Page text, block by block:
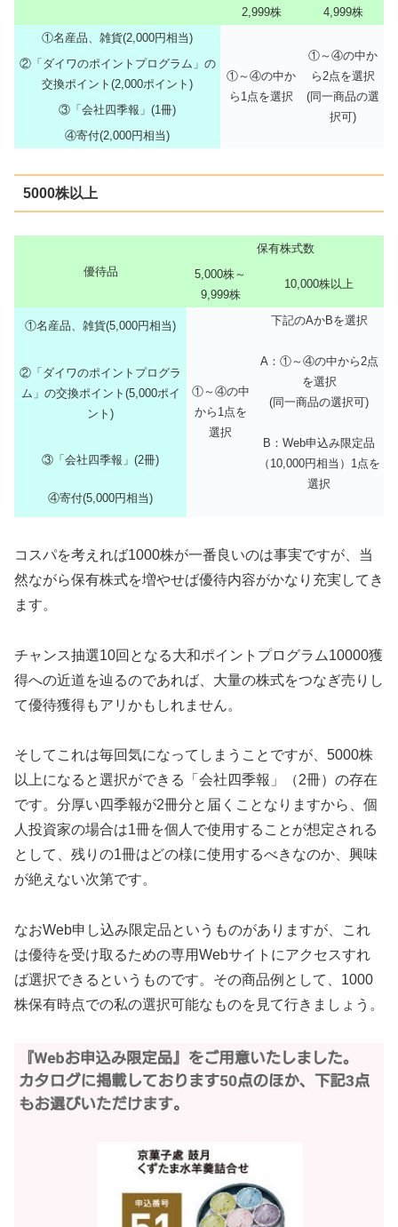
2,999株
4,999株
①名産品、雑貨(2,000円相当)
①～④の中か
ら1点を選択
①～④の中か
ら2点を選択
(同一商品の選
択可)
②「ダイワのポイントプログラム」の
交換ポイント(2,000ポイント)
③「会社四季報」(1冊)
④寄付(2,000円相当)
5000株以上
優待品
保有株式数
5,000株～
9,999株
10,000株以上
①名産品、雑貨(5,000円相当)
①～④の中
から1点を
選択
下記のAかBを選択
A：①～④の中から2点
を選択
(同一商品の選択可)
B：Web申込み限定品
（10,000円相当）1点を
選択
②「ダイワのポイントプログラ
ム」の交換ポイント(5,000ポイ
ント)
③「会社四季報」(2冊)
④寄付(5,000円相当)
コスパを考えれば1000株が一番良いのは事実ですが、当
然ながら保有株式を増やせば優待内容がかなり充実してき
ます。
チャンス抽選10回となる大和ポイントプログラム10000獲
得への近道を辿るのであれば、大量の株式をつなぎ売りし
て優待獲得もアリかもしれません。
そしてこれは毎回気になってしまうことですが、5000株
以上になると選択ができる「会社四季報」（2冊）の存在
です。分厚い四季報が2冊分と届くことなりますから、個
人投資家の場合は1冊を個人で使用することが想定される
として、残りの1冊はどの様に使用するべきなのか、興味
が絶えない次第です。
なおWeb申し込み限定品というものがありますが、これ
は優待を受け取るための専用Webサイトにアクセスすれ
ば選択できるというものです。その商品例として、1000
株保有時点での私の選択可能なものを見て行きましょう。